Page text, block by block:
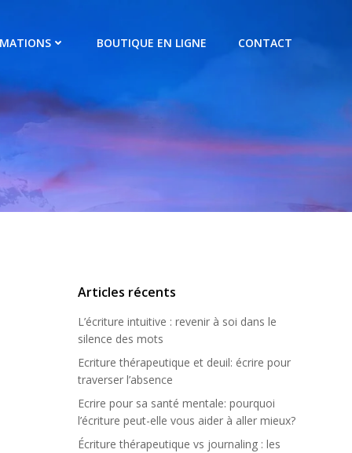
BOUTIQUE EN LIGNE CONTACT
Articles récents
L’écriture intuitive : revenir à soi dans le
silence des mots
Ecriture thérapeutique et deuil: écrire pour
traverser l’absence
Ecrire pour sa santé mentale: pourquoi
l’écriture peut-elle vous aider à aller mieux?
Écriture thérapeutique vs journaling : les